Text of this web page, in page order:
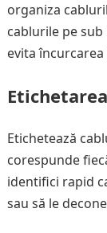
organiza
cablurile pe
evita încurcarea
Etichetează
corespunde
identifici rapid
sau să le